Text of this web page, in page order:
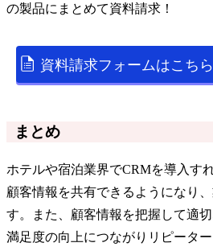
の製品にまとめて資料請求！
資料請求フォームはこちら
まとめ
ホテルや宿泊業界でCRMを導入す
顧客情報を共有できるようになり
す。また、顧客情報を把握して適
満足度の向上につながりリピータ